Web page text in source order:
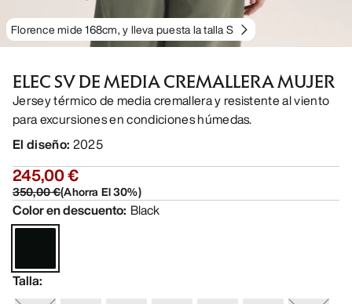
Florence mide 168cm, y lleva puesta la talla S
ELEC SV DE MEDIA CREMALLERA MUJER
Jersey térmico de media cremallera y resistente al viento
para excursiones en condiciones húmedas.
El diseño: 2025
245,00 €
350,00 €(Ahorra El30%)
Color en descuento: Black
Talla: